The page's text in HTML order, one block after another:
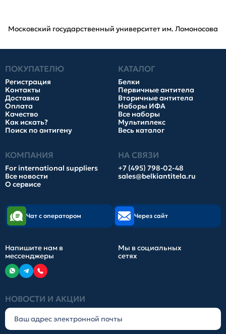
Московский государственный университет им. Ломоносова
ПОКУПАТЕЛЮ
Регистрация
Контакты
Доставка
Оплата
Качество
Как искать?
Поиск по антигену
КАТАЛОГ
Белки
Первичные антитела
Вторичные антитела
Наборы ИФА
Все наборы
Мультиплекс
Весь каталог
КОМПАНИЯ
For international suppliers
Все новости
О сервисе
НА СВЯЗИ
+7 (495) 798-02-48
sales@belkiantitela.ru
НОВОСТИ И АКЦИИ
Чат с оператором Через сайт
Напишите нам в
мессенджеры
Мы в социальных
сетях